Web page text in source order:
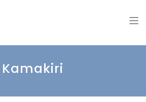
Kamakiri